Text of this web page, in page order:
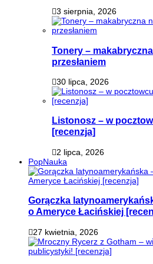
3 sierpnia, 2026
Tonery –
przesłaniem
30 lipca, 2026
Listonosz – w
[recenzja]
2 lipca, 2026
PopNauka
Gorączka
o Ameryce Łacińskiej
27 kwietnia, 2026